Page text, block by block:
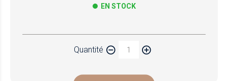
EN STOCK
Quantité